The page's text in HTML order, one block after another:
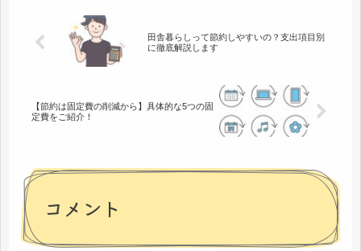
田舎暮らしって節約しやすいの？支出項目別
に徹底解説します
【節約は固定費の削減から】具体的な5つの固
定費をご紹介！
コメント